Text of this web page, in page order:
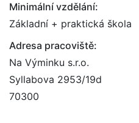
Minimální vzdělání:
Základní + praktická škola
Adresa pracoviště:
Na Výminku s.r.o.
Syllabova 2953/19d
70300